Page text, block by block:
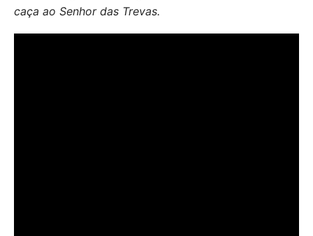
caça ao Senhor das Trevas.